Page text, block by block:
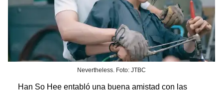
Nevertheless. Foto: JTBC
Han So Hee entabló una buena amistad con las